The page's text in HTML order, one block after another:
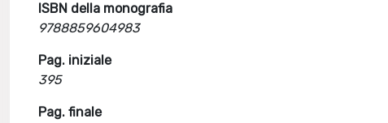
ISBN della monografia
9788859604983
Pag. iniziale
395
Pag. finale